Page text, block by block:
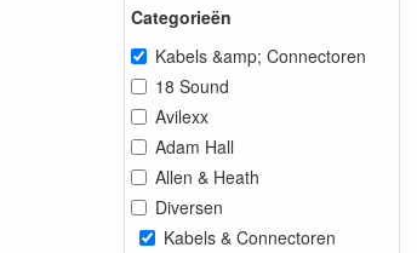
Categorieën
Kabels &amp; Connectoren
18 Sound
Avilexx
Adam Hall
Allen & Heath
Diversen
Kabels & Connectoren